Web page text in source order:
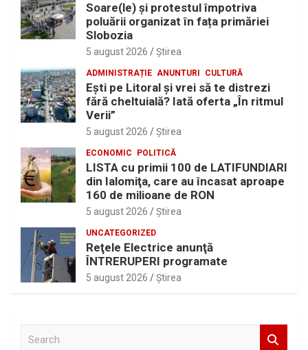
Soare(le) și protestul împotriva
poluării organizat în fața primăriei
Slobozia
5 august 2026 Ştirea
ADMINISTRAȚIE ANUNTURI CULTURĂ
Eşti pe Litoral şi vrei să te distrezi
fără cheltuială? Iată oferta „În ritmul
Verii”
5 august 2026 Ştirea
ECONOMIC POLITICĂ
LISTA cu primii 100 de LATIFUNDIARI
din Ialomiţa, care au încasat aproape
160 de milioane de RON
5 august 2026 Ştirea
UNCATEGORIZED
Reţele Electrice anunţă
ÎNTRERUPERI programate
5 august 2026 Ştirea